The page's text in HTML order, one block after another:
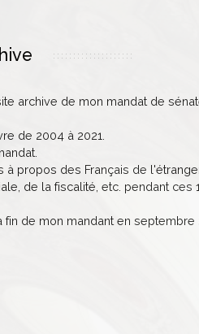
archive de mon mandat de
de 2004 à 2021.
propos des Français de
de la fiscalité, etc. pendant ces
de mon mandant en